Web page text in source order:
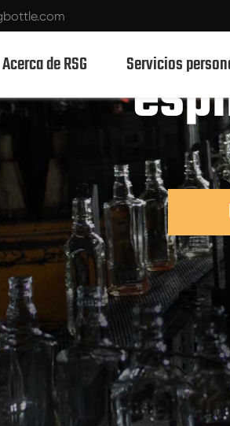
750ml botellas de vidrio de
700ml botellas de vidrio de
500ml botellas de vidrio de
Botellas de vidrio 1L Spirits
50ml de botellas de vidrio de
100mL botellas de vidrio
200ml botellas de vidrio de
250ml botellas de vidrio de
375ML botellas de vidrio de
Acerca de RSG Servicios